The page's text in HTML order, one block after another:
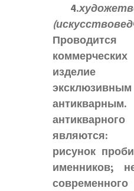
4.
изделие
являются:
рисунок
именников;